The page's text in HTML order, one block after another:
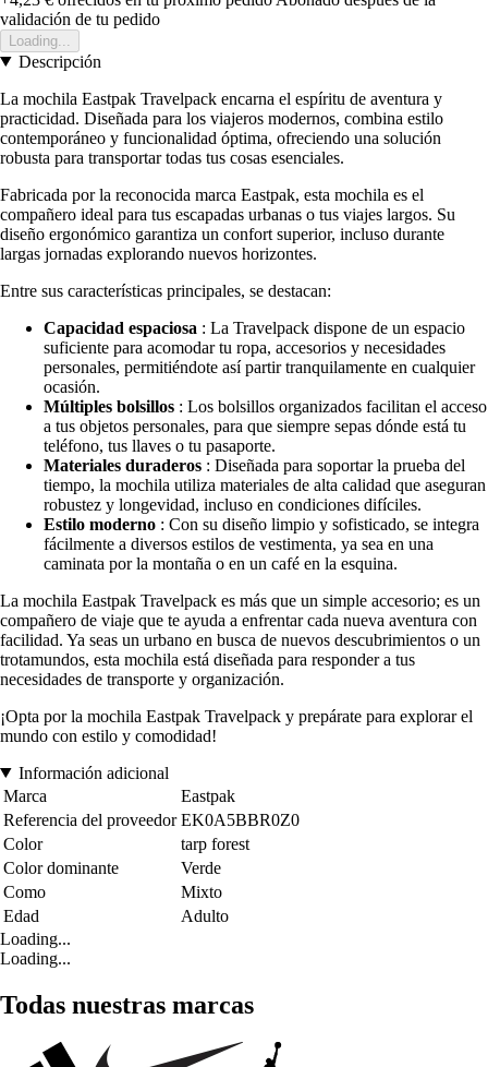
validación de tu pedido
Loading...
Descripción
La mochila Eastpak Travelpack encarna el espíritu de aventura y
practicidad. Diseñada para los viajeros modernos, combina estilo
contemporáneo y funcionalidad óptima, ofreciendo una solución
robusta para transportar todas tus cosas esenciales.
Fabricada por la reconocida marca Eastpak, esta mochila es el
compañero ideal para tus escapadas urbanas o tus viajes largos. Su
diseño ergonómico garantiza un confort superior, incluso durante
largas jornadas explorando nuevos horizontes.
Entre sus características principales, se destacan:
Capacidad espaciosa : La Travelpack dispone de un espacio
suficiente para acomodar tu ropa, accesorios y necesidades
personales, permitiéndote así partir tranquilamente en cualquier
ocasión.
Múltiples bolsillos : Los bolsillos organizados facilitan el acceso
a tus objetos personales, para que siempre sepas dónde está tu
teléfono, tus llaves o tu pasaporte.
Materiales duraderos : Diseñada para soportar la prueba del
tiempo, la mochila utiliza materiales de alta calidad que aseguran
robustez y longevidad, incluso en condiciones difíciles.
Estilo moderno : Con su diseño limpio y sofisticado, se integra
fácilmente a diversos estilos de vestimenta, ya sea en una
caminata por la montaña o en un café en la esquina.
La mochila Eastpak Travelpack es más que un simple accesorio; es un
compañero de viaje que te ayuda a enfrentar cada nueva aventura con
facilidad. Ya seas un urbano en busca de nuevos descubrimientos o un
trotamundos, esta mochila está diseñada para responder a tus
necesidades de transporte y organización.
¡Opta por la mochila Eastpak Travelpack y prepárate para explorar el
mundo con estilo y comodidad!
Información adicional
Marca
Eastpak
Referencia del proveedor EK0A5BBR0Z0
Color
tarp forest
Color dominante
Verde
Como
Mixto
Edad
Adulto
Loading...
Loading...
Todas nuestras marcas